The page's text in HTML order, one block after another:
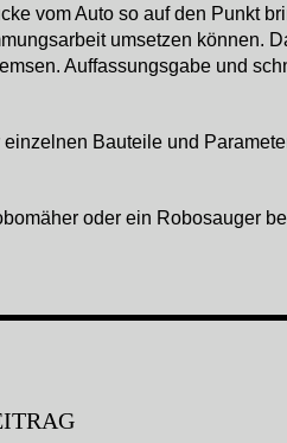
vom Auto so auf den Punkt
umsetzen können.
Auffassungsgabe und
Bauteile und
oder ein Robosauger